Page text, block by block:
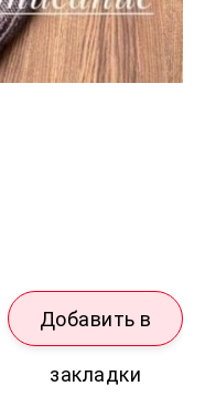
Добавить в
закладки